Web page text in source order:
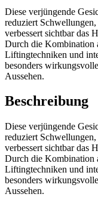
Diese verjüngende
reduziert
verbessert sichtbar das
Durch die Kombination
Liftingtechniken und
besonders
Aussehen.
Beschreibung
Diese verjüngende
reduziert
verbessert sichtbar das
Durch die Kombination
Liftingtechniken und
besonders
Aussehen.